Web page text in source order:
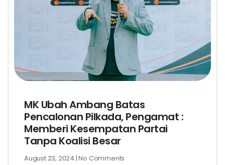
MK Ubah Ambang Batas
Pencalonan Pilkada, Pengamat :
Memberi Kesempatan Partai
Tanpa Koalisi Besar
August 23, 2024 No Comments